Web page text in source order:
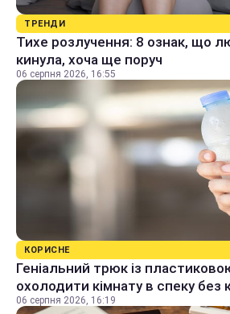
ТРЕНДИ
Тихе розлучення: 8 ознак, що
кинула, хоча ще поруч
06 серпня 2026, 16:55
КОРИСНЕ
Геніальний трюк із
охолодити кімнату в спеку без
06 серпня 2026, 16:19